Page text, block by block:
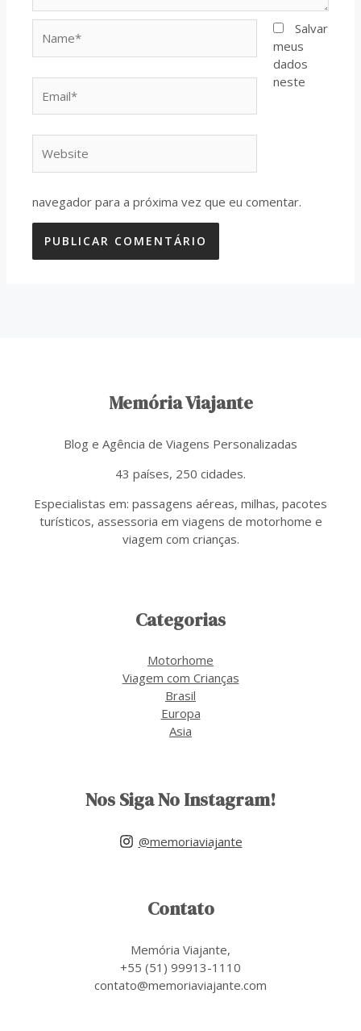
Salvar
meus
dados
neste
navegador para a próxima vez que eu comentar.
Memória Viajante
Blog e Agência de Viagens Personalizadas
43 países, 250 cidades.
Especialistas em: passagens aéreas, milhas, pacotes
turísticos, assessoria em viagens de motorhome e
viagem com crianças.
Categorias
Motorhome
Viagem com Crianças
Brasil
Europa
Asia
Nos Siga No Instagram!
@memoriaviajante
Contato
Memória Viajante,
+55 (51) 99913-1110
contato@memoriaviajante.com